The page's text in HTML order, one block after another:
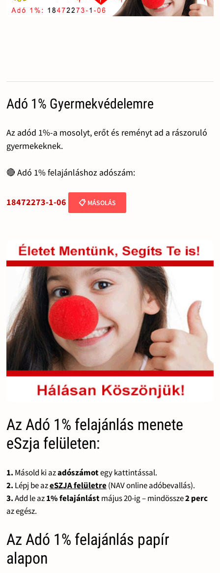
Adó 1% Gyermekvédelemre
Az adód 1%-a mosolyt, erőt és reményt ad a rászoruló
gyermekeknek.
🔴 Adó 1% felajánláshoz adószám:
18472273-1-06 📋 MÁSOLÁS
Az Adó 1% felajánlás menete
eSzja felületen:
1. Másold ki azadószámotegy kattintással.
2. Lépj be azeSZJA felületre(NAV online adóbevallás).
3.Add le az1% felajánlástmájus 20-ig – mindössze2 perc
az egész.
Az Adó 1% felajánlás papír
alapon